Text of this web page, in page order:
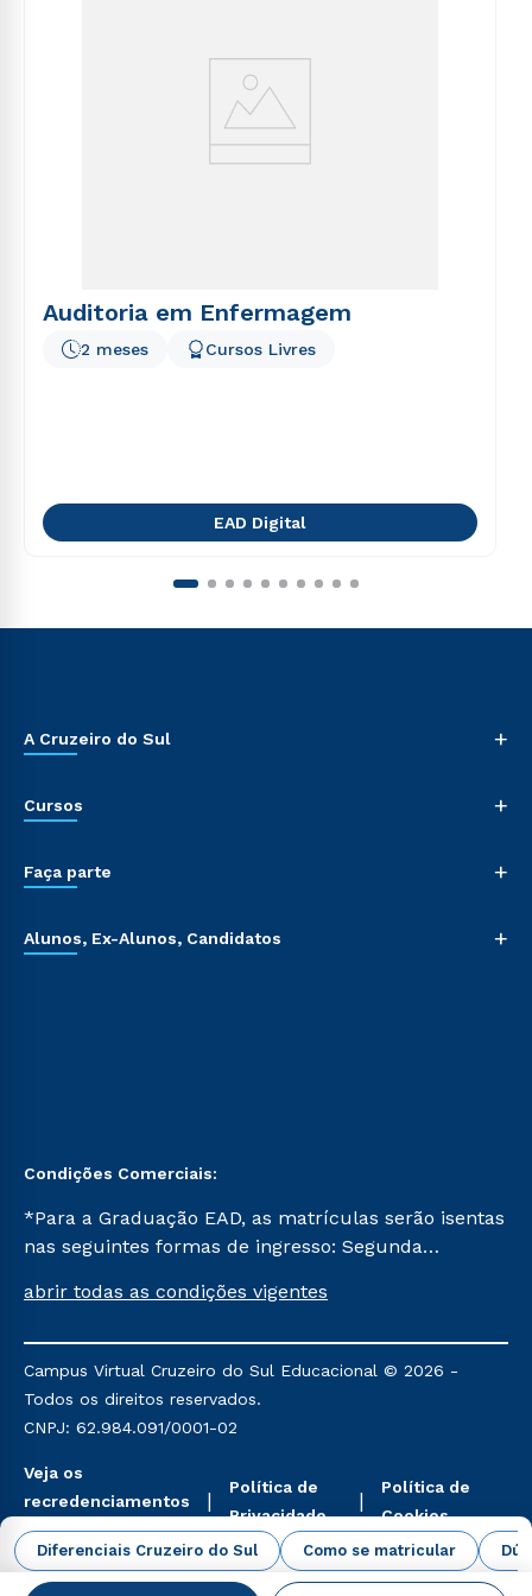
Diferenciais Cruzeiro do Sul Como se matricular
Auditoria em Enfermagem
2 meses Cursos Livres
EAD Digital
A Cruzeiro do Sul +
Cursos +
Faça parte +
Alunos, Ex-Alunos, Candidatos +
Condições Comerciais:
*Para a Graduação EAD, as matrículas serão isentas
nas seguintes formas de ingresso: Segunda
Já para as demais, a taxa de matrícula será de R$
mencionadas são referentes aos cursos: Ensino
Religioso, Geografia para a Docência e Metodologia
do Ensino de História: Questões Atuais.
abrir todas as condições vigentes
Campus Virtual Cruzeiro do Sul Educacional © 2026 -
Todos os direitos reservados.
CNPJ: 62.984.091/0001-02
Veja os
recredenciamentos
aqui
Política de
Privacidade
Política de
Cookies